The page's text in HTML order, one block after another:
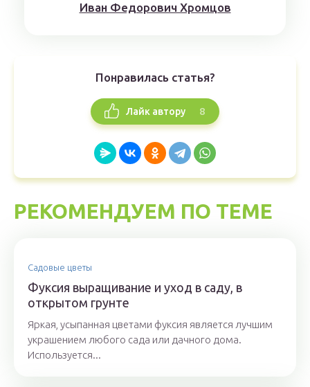
Иван Федорович Хромцов
Понравилась статья?
Лайк автору 8
РЕКОМЕНДУЕМ ПО ТЕМЕ
Садовые цветы
Фуксия выращивание и уход в саду, в
открытом грунте
Яркая, усыпанная цветами фуксия является лучшим
украшением любого сада или дачного дома.
Используется...